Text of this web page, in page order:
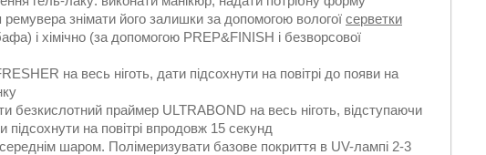
ремувера знімати його залишки за допомогою вологої серветки
і хімічно (за допомогою PREP&FINISH і безворсової
на весь ніготь, дати підсохнути на повітрі до появи на
безкислотний праймер ULTRABOND на весь ніготь, відступаючи
підсохнути на повітрі впродовж 15 секунд
шаром. Полімеризувати базове покриття в UV-лампі 2-3